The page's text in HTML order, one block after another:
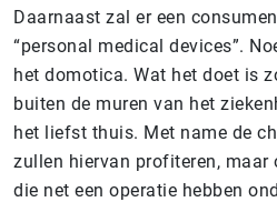
Daarnaast zal er een
“personal medical devices”.
het domotica. Wat het doet is
buiten de muren van het
het liefst thuis. Met name de
zullen hiervan profiteren, maar
die net een operatie hebben